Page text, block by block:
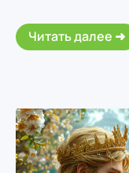
Читать далее